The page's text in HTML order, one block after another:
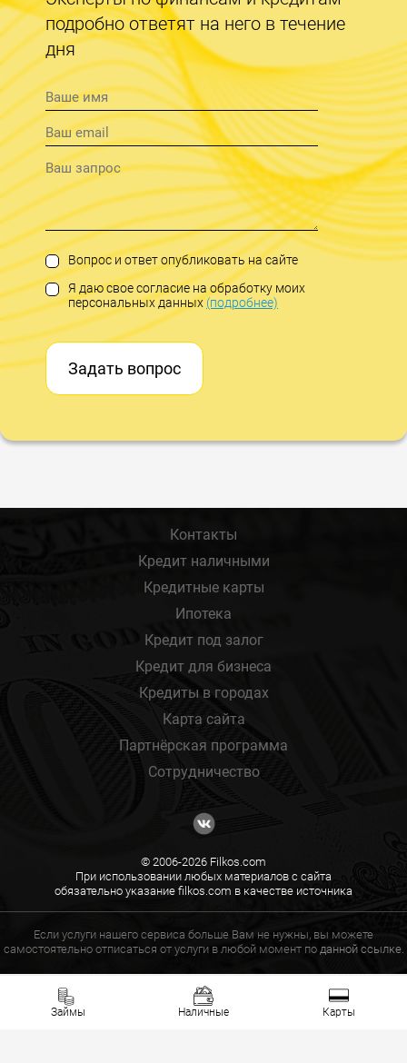
подробно ответят на него в течение
дня
Вопрос и ответ опубликовать на сайте
Я даю свое согласие на обработку моих
персональных данных(подробнее)
Задать вопрос
Займы Наличные Карты
Контакты
Кредит наличными
Кредитные карты
Ипотека
Кредит под залог
Кредит для бизнеса
Кредиты в городах
Карта сайта
Партнёрская программа
Сотрудничество
© 2006-2026 Filkos.com
При использовании любых материалов с сайта
обязательно указание filkos.com в качестве источника
Если услуги нашего сервиса больше Вам не нужны, вы можете
самостоятельно отписаться от услуги в любой момент по данной ссылке.